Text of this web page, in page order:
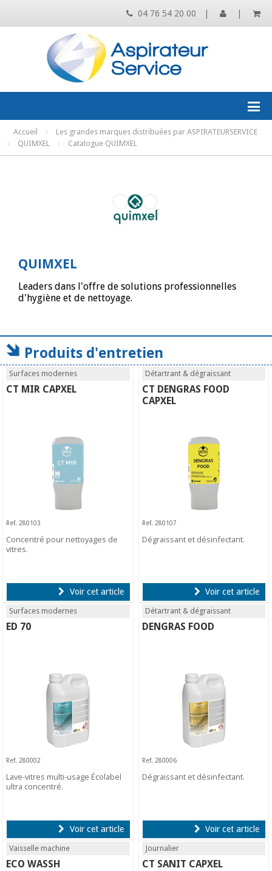
04 76 54 20 00 | |
Accueil ›
Les grandes marques distribuées par ASPIRATEURSERVICE
›
QUIMXEL › Catalogue QUIMXEL
QUIMXEL
Leaders dans l'offre de solutions professionnelles
d'hygiène et de nettoyage.
Produits d'entretien
Surfaces modernes
CT MIR CAPXEL
Ref. 280103
Concentré pour nettoyages de
vitres.
Voir cet article
Détartrant & dégraissant
CT DENGRAS FOOD
CAPXEL
Ref. 280107
Dégraissant et désinfectant.
Voir cet article
Surfaces modernes
ED 70
Ref. 280002
Lave-vitres multi-usage Écolabel
ultra concentré.
Voir cet article
Détartrant & dégraissant
DENGRAS FOOD
Ref. 280006
Dégraissant et désinfectant.
Voir cet article
Vaisselle machine
ECO WASSH
Journalier
CT SANIT CAPXEL